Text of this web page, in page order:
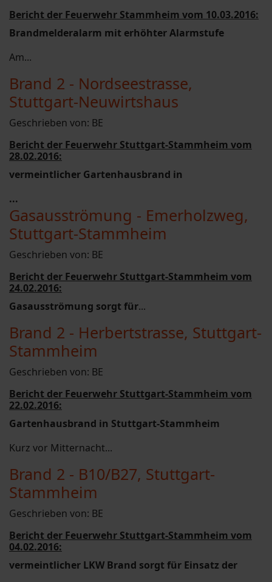
Bericht der Feuerwehr Stammheim vom 10.03.2016:
Brandmelderalarm mit erhöhter Alarmstufe
Am...
Brand 2 - Nordseestrasse,
Stuttgart-Neuwirtshaus
Geschrieben von: BE
Bericht der Feuerwehr Stuttgart-Stammheim vom
28.02.2016:
vermeintlicher Gartenhausbrand in
...
Gasausströmung - Emerholzweg,
Stuttgart-Stammheim
Geschrieben von: BE
Bericht der Feuerwehr Stuttgart-Stammheim vom
24.02.2016:
Gasausströmung sorgt für...
Brand 2 - Herbertstrasse, Stuttgart-
Stammheim
Geschrieben von: BE
Bericht der Feuerwehr Stuttgart-Stammheim vom
22.02.2016:
Gartenhausbrand in Stuttgart-Stammheim
Kurz vor Mitternacht...
Brand 2 - B10/B27, Stuttgart-
Stammheim
Geschrieben von: BE
Bericht der Feuerwehr Stuttgart-Stammheim vom
04.02.2016:
vermeintlicher LKW Brand sorgt für Einsatz der